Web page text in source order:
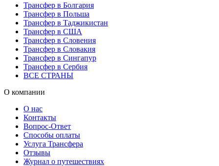
Трансфер в Болгария
Трансфер в Польша
Трансфер в Таджикистан
Трансфер в США
Трансфер в Словения
Трансфер в Словакия
Трансфер в Сингапур
Трансфер в Сербия
ВСЕ СТРАНЫ
О компании
О нас
Контакты
Вопрос-Ответ
Способы оплаты
Услуга Трансфера
Отзывы
Журнал о путешествиях